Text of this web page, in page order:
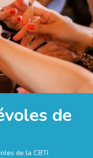
de
de la CBTI